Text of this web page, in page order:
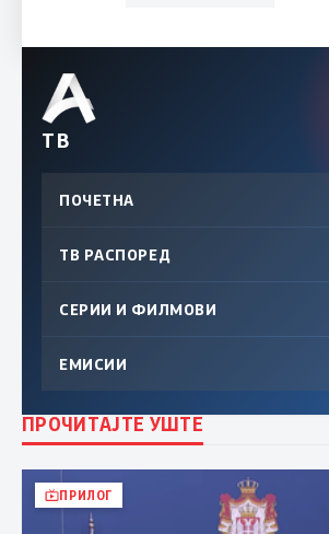
ТВ
ПОЧЕТНА
ТВ РАСПОРЕД
СЕРИИ И ФИЛМОВИ
ЕМИСИИ
ПРОЧИТАЈТЕ УШТЕ
ПРИЛОГ